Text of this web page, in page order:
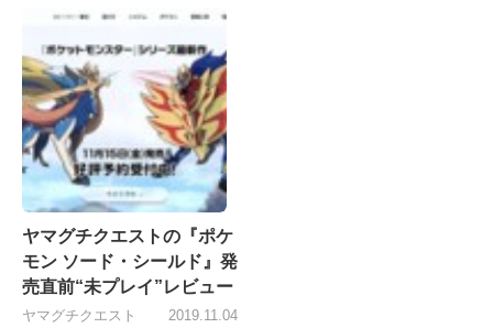
ヤマグチクエストの『ポケ
モン ソード・シールド』発
売直前“未プレイ”レビュー
ヤマグチクエスト
2019.11.04